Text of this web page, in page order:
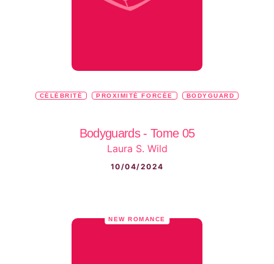
CÉLÉBRITÉ PROXIMITÉ FORCÉE BODYGUARD
Bodyguards - Tome 05
Laura S. Wild
10/04/2024
NEW ROMANCE